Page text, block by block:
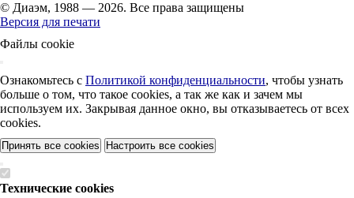
© Диаэм, 1988 — 2026. Все права защищены
Версия для печати
Файлы cookie
Ознакомьтесь с Политикой конфиденциальности, чтобы узнать
больше о том, что такое cookies, а так же как и зачем мы
используем их. Закрывая данное окно, вы отказываетесь от всех
cookies.
Принять все cookies Настроить все cookies
Технические cookies